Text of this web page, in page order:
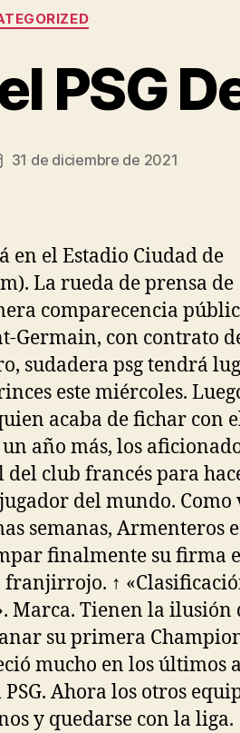
Categorías
PSG
31 de diciembre de 2021
en el Estadio Ciudad de
La rueda de prensa de
comparecencia
Germain, con contrato
sudadera psg tendrá
este miércoles.
acaba de fichar con
año más, los
club francés para
del mundo. Como
semanas, Armenteros
finalmente su firma
↑
Marca. Tienen la ilusión
su primera
mucho en los últimos
Ahora los otros
y quedarse con la liga.